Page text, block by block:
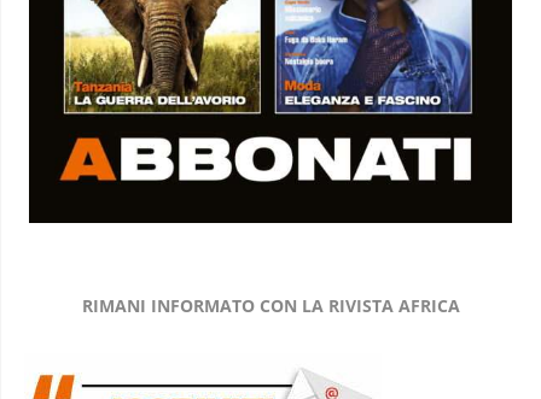
RIMANI INFORMATO CON LA RIVISTA AFRICA